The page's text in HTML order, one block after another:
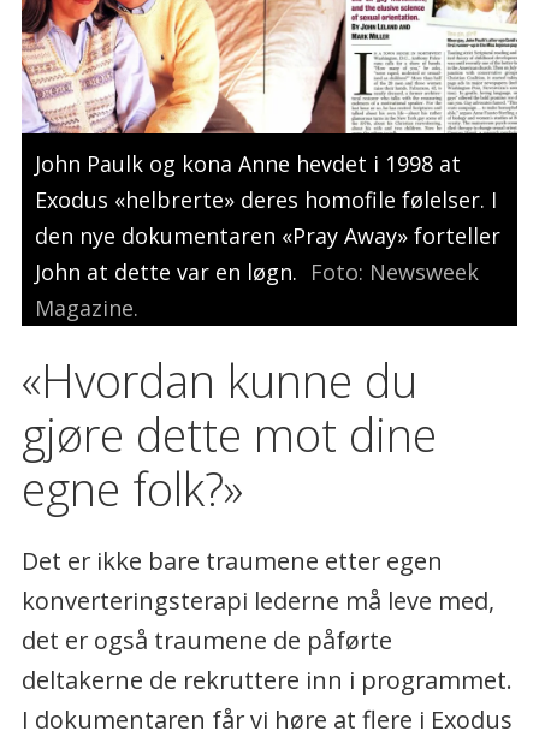
John Paulk og kona Anne hevdet i 1998 at
Exodus «helbrerte» deres homofile følelser. I
den nye dokumentaren «Pray Away» forteller
John at dette var en løgn. Foto: Newsweek
Magazine.
«Hvordan kunne du
gjøre dette mot dine
egne folk?»
Det er ikke bare traumene etter egen
konverteringsterapi lederne må leve med,
det er også traumene de påførte
deltakerne de rekruttere inn i programmet.
I dokumentaren får vi høre at flere i Exodus